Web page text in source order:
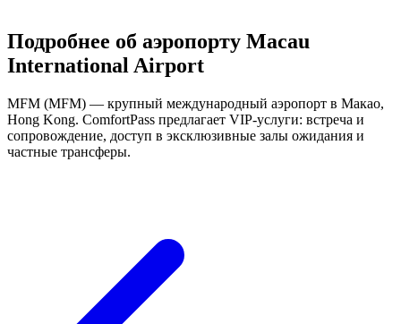
Подробнее об аэропорту Macau
International Airport
MFM (MFM) — крупный международный аэропорт в Макао,
Hong Kong. ComfortPass предлагает VIP-услуги: встреча и
сопровождение, доступ в эксклюзивные залы ожидания и
частные трансферы.